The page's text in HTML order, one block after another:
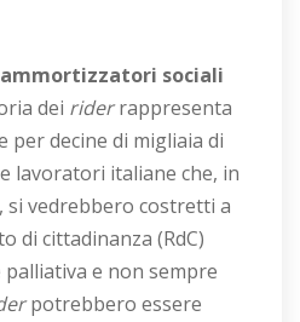
ammortizzatori sociali
dei riderrappresenta
per decine di migliaia di
lavoratori italiane che, in
si vedrebbero costretti a
di cittadinanza (RdC)
e non sempre
potrebbero essere